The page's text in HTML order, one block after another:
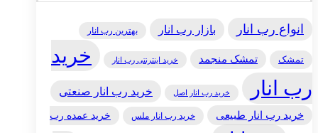
انواع رب انار بازار رب انار بهترین رب انار
تمشک تمشک منجمد خرید اینترنتی رب انار
خرید
رب انار
خرید رب انار اصل خرید رب انار صنعتی
خرید رب انار طبیعی خرید رب انار ملس خرید عمده رب